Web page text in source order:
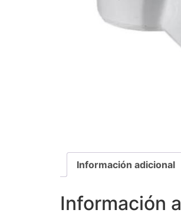
Información adicional
Información